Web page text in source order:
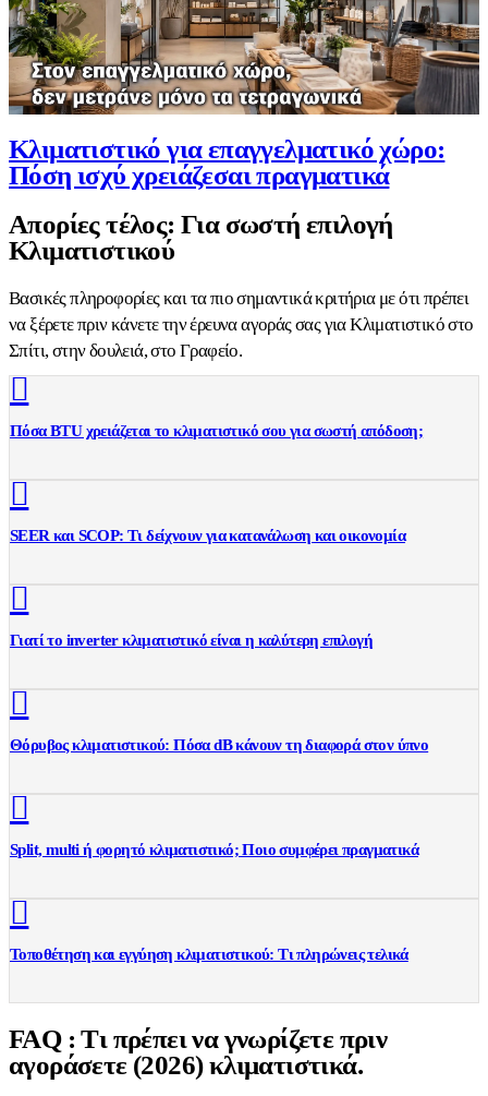
Κλιματιστικό για επαγγελματικό χώρο:
Πόση ισχύ χρειάζεσαι πραγματικά
Απορίες τέλος: Για σωστή επιλογή
Κλιματιστικού
Βασικές πληροφορίες και τα πιο σημαντικά κριτήρια με ότι πρέπει
να ξέρετε πριν κάνετε την έρευνα αγοράς σας για Κλιματιστικό στο
Σπίτι, στην δουλειά, στο Γραφείο.
Πόσα BTU χρειάζεται το κλιματιστικό σου για σωστή απόδοση;
SEER και SCOP: Τι δείχνουν για κατανάλωση και οικονομία
Γιατί το inverter κλιματιστικό είναι η καλύτερη επιλογή
Θόρυβος κλιματιστικού: Πόσα dB κάνουν τη διαφορά στον ύπνο
Split, multi ή φορητό κλιματιστικό; Ποιο συμφέρει πραγματικά
Τοποθέτηση και εγγύηση κλιματιστικού: Τι πληρώνεις τελικά
FAQ : Τι πρέπει να γνωρίζετε πριν
αγοράσετε (2026) κλιματιστικά.